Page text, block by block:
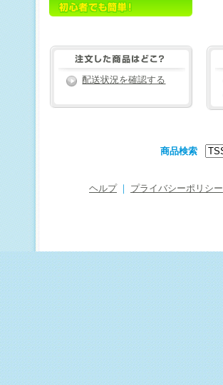
配送状況を確認する
商品検索
ヘルプ プライバシーポリシー